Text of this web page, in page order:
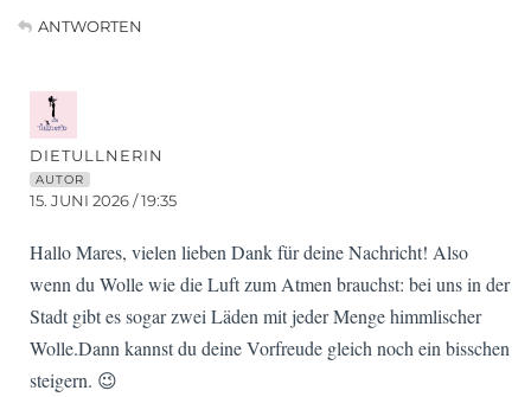
ANTWORTEN
DIETULLNERIN
AUTOR
15. JUNI 2026 / 19:35
Hallo Mares, vielen lieben Dank für deine Nachricht! Also
wenn du Wolle wie die Luft zum Atmen brauchst: bei uns in der
Stadt gibt es sogar zwei Läden mit jeder Menge himmlischer
Wolle.Dann kannst du deine Vorfreude gleich noch ein bisschen
steigern. 😉